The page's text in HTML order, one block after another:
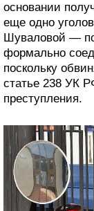
основании
еще одно
Шуваловой —
формально
поскольку
статье 238 УК
преступления.